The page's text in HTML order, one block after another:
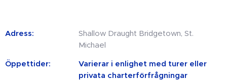
Adress:
Shallow Draught Bridgetown, St.
Michael
Öppettider:
Varierar i enlighet med turer eller
privata charterförfrågningar